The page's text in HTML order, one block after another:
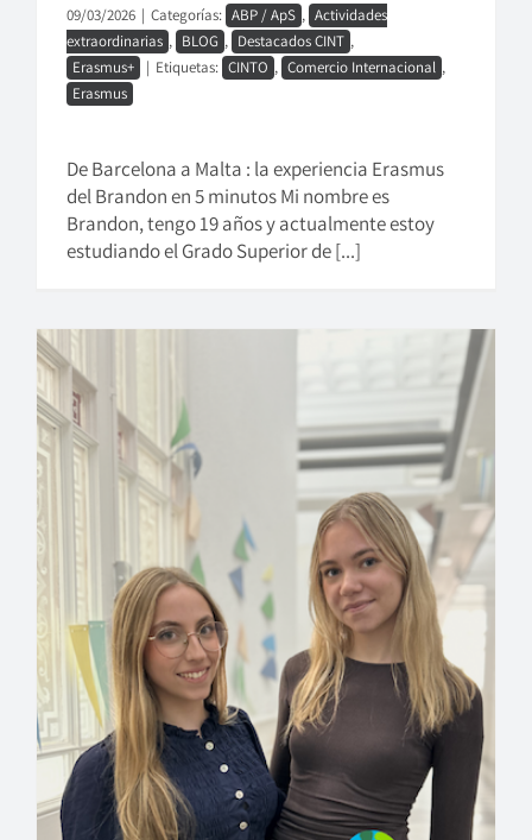
09/03/2026 | Categorías: ABP / ApS , Actividades
extraordinarias , BLOG , Destacados CINT ,
Erasmus+
| Etiquetas: CINTO , Comercio Internacional ,
Erasmus
De Barcelona a Malta : la experiencia Erasmus
del Brandon en 5 minutos Mi nombre es
Brandon, tengo 19 años y actualmente estoy
estudiando el Grado Superior de [...]